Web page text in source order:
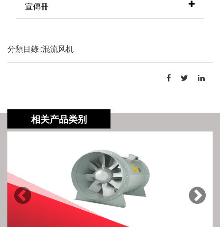
宣傳冊
分類目錄 :混流风机
相关产品类别
Previous Next